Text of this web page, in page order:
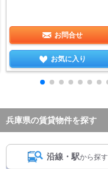
お問合せ
お気に入り
兵庫県の賃貸物件を探す
沿線・駅から探す